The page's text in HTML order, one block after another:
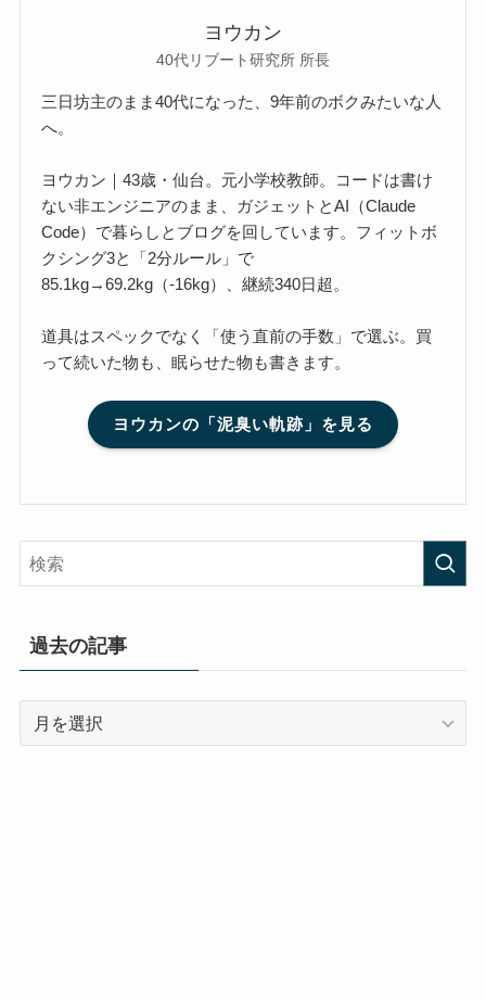
ヨウカン
40代リブート研究所 所長
三日坊主のまま40代になった、9年前のボクみたいな人
へ。
ヨウカン｜43歳・仙台。元小学校教師。コードは書け
ない非エンジニアのまま、ガジェットとAI（Claude
Code）で暮らしとブログを回しています。フィットボ
クシング3と「2分ルール」で
85.1kg→69.2kg（-16kg）、継続340日超。
道具はスペックでなく「使う直前の手数」で選ぶ。買
って続いた物も、眠らせた物も書きます。
ヨウカンの「泥臭い軌跡」を見る
過去の記事